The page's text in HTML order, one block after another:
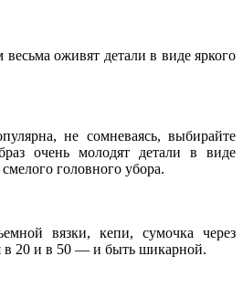
оживят детали в виде яркого
не сомневаясь, выбирайте
очень молодят детали в виде
головного убора.
вязки, кепи, сумочка через
в 20 и в 50 — и быть шикарной.